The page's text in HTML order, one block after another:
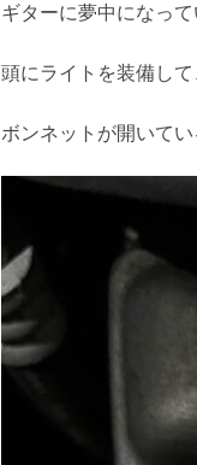
ギターに夢中になって
頭にライトを装備して
ボンネットが開いてい